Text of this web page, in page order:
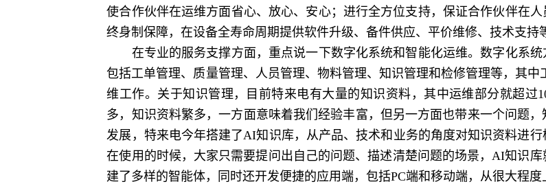
使合作伙伴在运维方面省心、放心、安心；进行全方位支持，保证合作伙伴在
终身制保障，在设备全寿命周期提供软件升级、备件供应、平价维修、技术支持
在专业的服务支撑方面，重点说一下数字化系统和智能化运维。数字化系统
包括工单管理、质量管理、人员管理、物料管理、知识管理和检修管理等，其
维工作。关于知识管理，目前特来电有大量的知识资料，其中运维部分就超过
多，知识资料繁多，一方面意味着我们经验丰富，但另一方面也带来一个问题
发展，特来电今年搭建了AI知识库，从产品、技术和业务的角度对知识资料进
在使用的时候，大家只需要提问出自己的问题、描述清楚问题的场景，AI知识
建了多样的智能体，同时还开发便捷的应用端，包括PC端和移动端，从很大程度